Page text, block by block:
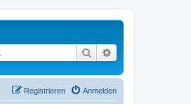
Suche
Anmelden
Registrieren